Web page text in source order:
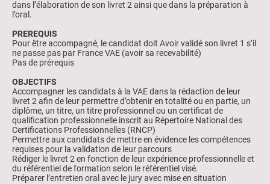
dans l’élaboration de son livret 2 ainsi que dans la préparation à
l’oral.
PREREQUIS
Pour être accompagné, le candidat doit Avoir validé son livret 1 s’il
ne passe pas par France VAE (avoir sa recevabilité)
Pas de prérequis
OBJECTIFS
Accompagner les candidats à la VAE dans la rédaction de leur
livret 2 afin de leur permettre d’obtenir en totalité ou en partie, un
diplôme, un titre, un titre professionnel ou un certificat de
qualification professionnelle inscrit au Répertoire National des
Certifications Professionnelles (RNCP)
Permettre aux candidats de mettre en évidence les compétences
requises pour la validation de leur parcours
Rédiger le livret 2 en fonction de leur expérience professionnelle et
du référentiel de formation selon le référentiel visé.
Préparer l’entretien oral avec le jury avec mise en situation